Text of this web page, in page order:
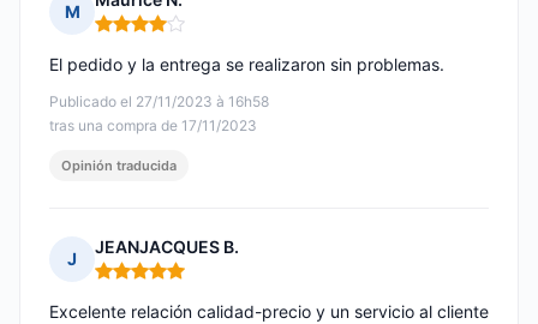
M
Nota: 4 de 5
Publicado el 27/11/2023 à 16h58
tras una compra de 17/11/2023
El pedido y la entrega se realizaron sin problemas.
Opinión traducida
J
JEANJACQUES B.
Nota: 5 de 5
Excelente relación calidad-precio y un servicio al cliente